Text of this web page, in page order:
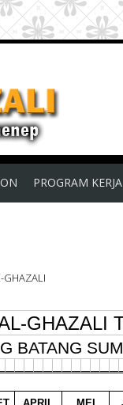
PROGRAM KERJA
GHAZALI